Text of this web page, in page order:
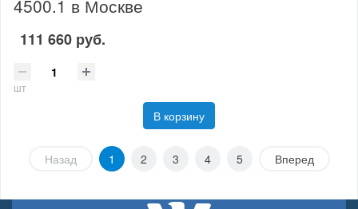
4500.1 в Москве
111 660 руб.
шт
В корзину
Назад 1 2 3 4 5 Вперед